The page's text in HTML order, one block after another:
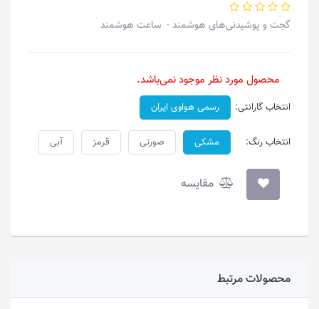
گجت و پوشیدنی‌های هوشمند ساعت هوشمند
محصول مورد نظر موجود نمی‌باشد.
انتخاب گارانتی: رسمی هواوی ایران
انتخاب رنگ: مشکی صورتی قرمز آبی
مقایسه
محصولات مرتبط